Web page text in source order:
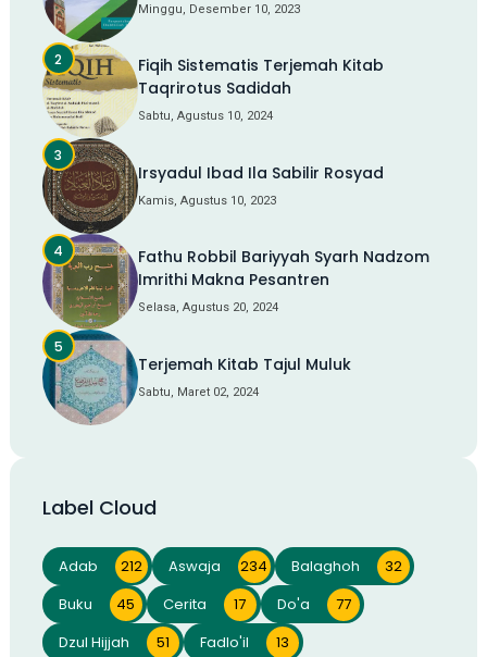
Minggu, Desember 10, 2023
Fiqih Sistematis Terjemah Kitab
Taqrirotus Sadidah
Sabtu, Agustus 10, 2024
Irsyadul Ibad Ila Sabilir Rosyad
Kamis, Agustus 10, 2023
Fathu Robbil Bariyyah Syarh Nadzom
Imrithi Makna Pesantren
Selasa, Agustus 20, 2024
Terjemah Kitab Tajul Muluk
Sabtu, Maret 02, 2024
Label Cloud
Adab 212 Aswaja 234 Balaghoh
32
Buku
45 Cerita 17 Do'a
77
Dzul Hijjah
51 Fadlo'il
13